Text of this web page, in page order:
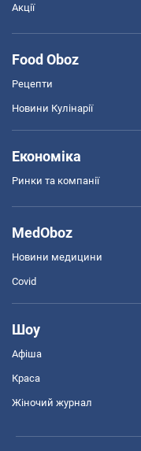
Акції
Food Oboz
Рецепти
Новини Кулінарії
Економіка
Ринки та компанії
MedOboz
Новини медицини
Covid
Шоу
Афіша
Краса
Жіночий журнал